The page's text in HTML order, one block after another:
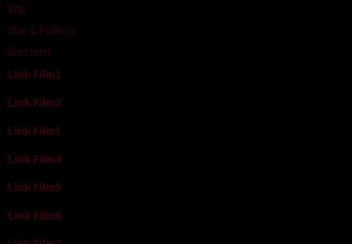
War
War & Politics
Western
Link Film1
Link Film2
Link Film3
Link Film4
Link Film5
Link Film6